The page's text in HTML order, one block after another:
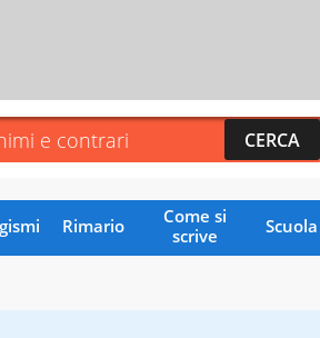
Rimario
Come si
scrive
Scuola